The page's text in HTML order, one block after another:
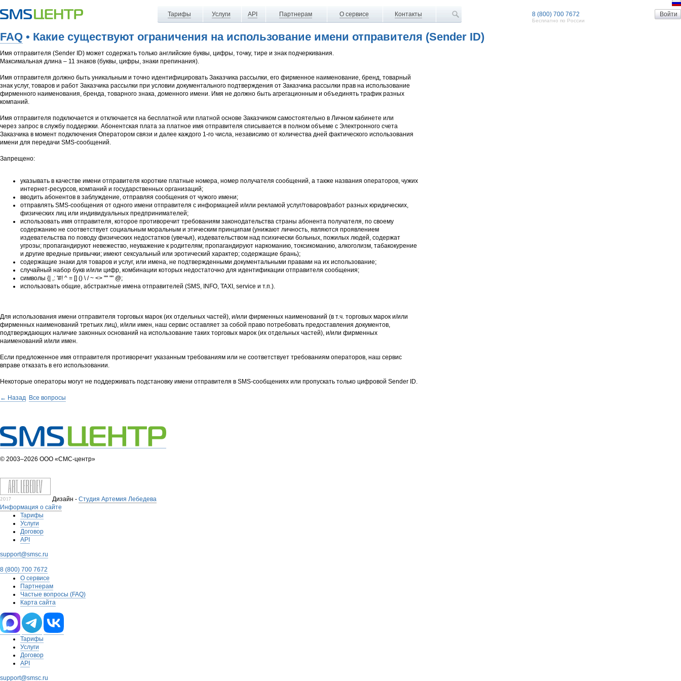
Тарифы Услуги API Партнерам О сервисе Контакты 8 (800) 700 7672
Бесплатно по России
FAQ • Какие существуют ограничения на использование имени отправителя (Sender ID)
Имя отправителя (Sender ID) может содержать только английские буквы, цифры, точку, тире и знак подчеркивания.
Максимальная длина – 11 знаков (буквы, цифры, знаки препинания).
Имя отправителя должно быть уникальным и точно идентифицировать Заказчика рассылки, его фирменное наименование, бренд, товарный
знак услуг, товаров и работ Заказчика рассылки при условии документального подтверждения от Заказчика рассылки прав на использование
фирменного наименования, бренда, товарного знака, доменного имени. Имя не должно быть агрегационным и объединять трафик разных
компаний.
Имя отправителя подключается и отключается на бесплатной или платной основе Заказчиком самостоятельно в Личном кабинете или
через запрос в службу поддержки. Абонентская плата за платное имя отправителя списывается в полном объеме с Электронного счета
Заказчика в момент подключения Оператором связи и далее каждого 1-го числа, независимо от количества дней фактического использования
имени для передачи SMS-сообщений.
Запрещено:
указывать в качестве имени отправителя короткие платные номера, номер получателя сообщений, а также названия операторов, чужих
интернет-ресурсов, компаний и государственных организаций;
вводить абонентов в заблуждение, отправляя сообщения от чужого имени;
отправлять SMS-сообщения от одного имени отправителя с информацией и/или рекламой услуг/товаров/работ разных юридических,
физических лиц или индивидуальных предпринимателей;
использовать имя отправителя, которое противоречит требованиям законодательства страны абонента получателя, по своему
содержанию не соответствует социальным моральным и этическим принципам (унижают личность, являются проявлением
издевательства по поводу физических недостатков (увечья), издевательством над психически больных, пожилых людей, содержат
угрозы; пропагандируют невежество, неуважение к родителям; пропагандируют наркоманию, токсикоманию, алкоголизм, табакокурение
и другие вредные привычки; имеют сексуальный или эротический характер; содержащие брань);
содержащие знаки для товаров и услуг, или имена, не подтвержденными документальными правами на их использование;
случайный набор букв и/или цифр, комбинации которых недостаточно для идентификации отправителя сообщения;
символы {| ,: '#! ^ = [] () \ / ~ <> "" "" @;
использовать общие, абстрактные имена отправителей (SMS, INFO, TAXI, service и т.п.).
Для использования имени отправителя торговых марок (их отдельных частей), и/или фирменных наименований (в т.ч. торговых марок и/или
фирменных наименований третьих лиц), и/или имен, наш сервис оставляет за собой право потребовать предоставления документов,
подтверждающих наличие законных оснований на использование таких торговых марок (их отдельных частей), и/или фирменных
наименований и/или имен.
Если предложенное имя отправителя противоречит указанным требованиям или не соответствует требованиям операторов, наш сервис
вправе отказать в его использовании.
Некоторые операторы могут не поддерживать подстановку имени отправителя в SMS-сообщениях или пропускать только цифровой Sender ID.
← Назад Все вопросы
© 2003–2026 ООО «СМС-центр»
Дизайн - Студия Артемия Лебедева
Информация о сайте
Тарифы
Услуги
Договор
API
support@smsc.ru
8 (800) 700 7672
О сервисе
Партнерам
Частые вопросы (FAQ)
Карта сайта
Тарифы
Услуги
Договор
API
support@smsc.ru